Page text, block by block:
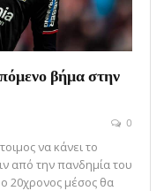
βήμα στην
0
να κάνει το
από την πανδημία του
20χρονος μέσος θα